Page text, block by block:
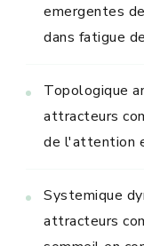
emergentes
dans fatigue
Topologique
attracteurs
de l'attention
Systemique
attracteurs